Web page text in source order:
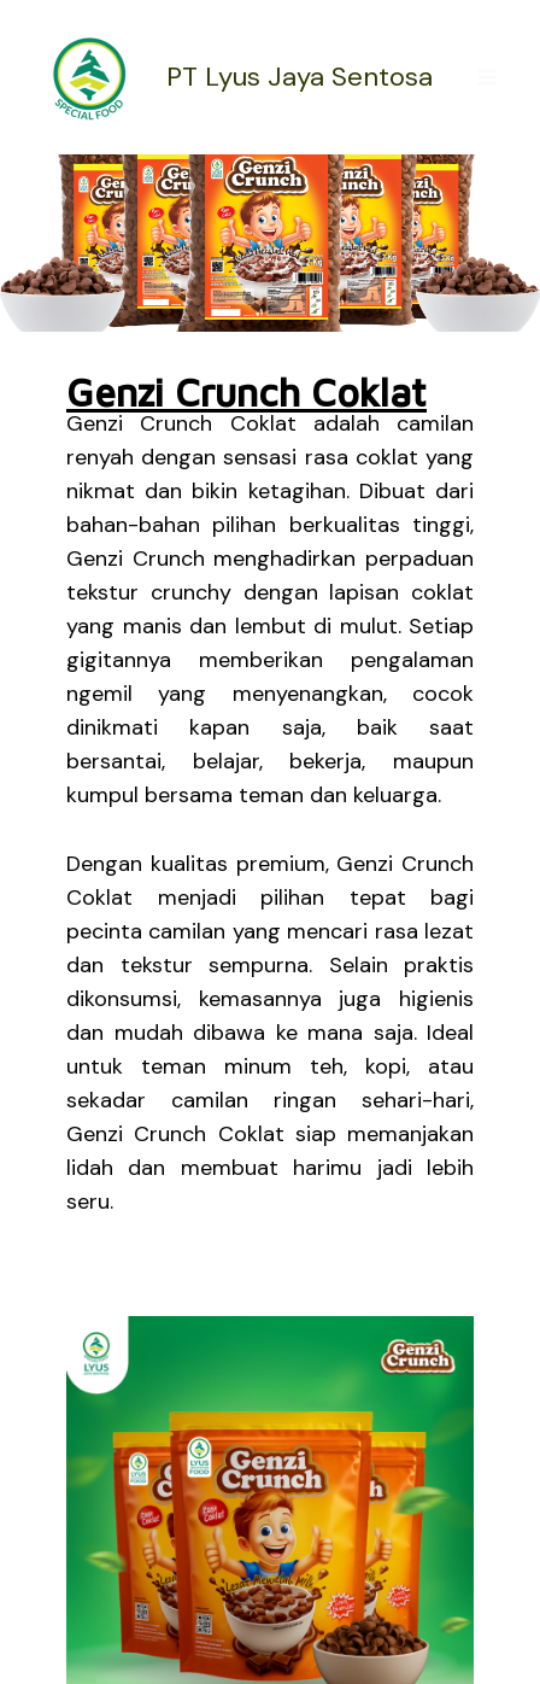
PT Lyus Jaya Sentosa
Genzi Crunch Coklat
Genzi Crunch Coklat adalah camilan
renyah dengan sensasi rasa coklat yang
nikmat dan bikin ketagihan. Dibuat dari
bahan-bahan pilihan berkualitas tinggi,
Genzi Crunch menghadirkan perpaduan
tekstur crunchy dengan lapisan coklat
yang manis dan lembut di mulut. Setiap
gigitannya memberikan pengalaman
ngemil yang menyenangkan, cocok
dinikmati kapan saja, baik saat
bersantai, belajar, bekerja, maupun
kumpul bersama teman dan keluarga.
Dengan kualitas premium, Genzi Crunch
Coklat menjadi pilihan tepat bagi
pecinta camilan yang mencari rasa lezat
dan tekstur sempurna. Selain praktis
dikonsumsi, kemasannya juga higienis
dan mudah dibawa ke mana saja. Ideal
untuk teman minum teh, kopi, atau
sekadar camilan ringan sehari-hari,
Genzi Crunch Coklat siap memanjakan
lidah dan membuat harimu jadi lebih
seru.
Informasi Produk